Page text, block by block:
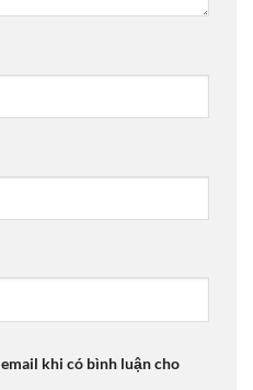
khi có bình luận cho